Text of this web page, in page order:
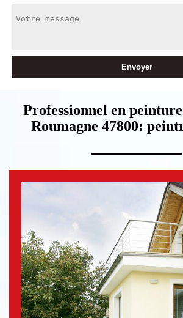
Professionnel en
Roumagne 47800: